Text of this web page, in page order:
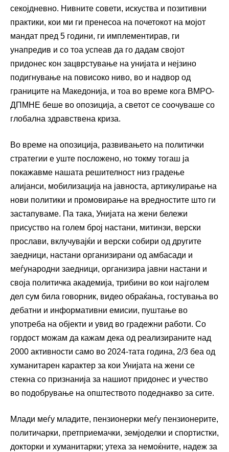
секојдневно. Нивните совети, искуства и позитивни
практики, кои ми ги пренесоа на почетокот на мојот
мандат пред 5 години, ги имплементирав, ги
унапредив и со тоа успеав да го дадам својот
придонес кон зацврстување на унијата и нејзино
подигнување на повисоко ниво, во и надвор од
границите на Македонија, и тоа во време кога ВМРО-
ДПМНЕ беше во опозиција, а светот се соочуваше со
глобална здравствена криза.
Во време на опозиција, развивањето на политички
стратегии е уште посложено, но токму тогаш ја
покажавме нашата решителност низ градење
алијанси, мобилизација на јавноста, артикулирање на
нови политики и промовирање на вредностите што ги
застапуваме. Па така, Унијата на жени бележи
присуство на голем број настани, митинзи, верски
прослави, вклучувајќи и верски собири од другите
заедници, настани организирани од амбасади и
меѓународни заедници, организира јавни настани и
своја политичка академија, трибини во кои најголем
дел сум била говорник, видео обраќања, гостувања во
дебатни и информативни емисии, пуштање во
употреба на објекти и увид во градежни работи. Со
гордост можам да кажам дека од реализираните над
2000 активности само во 2024-тата година, 2/3 беа од
хуманитарен карактер за кои Унијата на жени се
стекна со признанија за нашиот придонес и учество
во подобрување на општеството подеднакво за сите.
Млади меѓу младите, пензионерки меѓу пензионерите,
политичарки, претприемачки, земјоделки и спортистки,
докторки и хуманитарки; утеха за немоќните, надеж за